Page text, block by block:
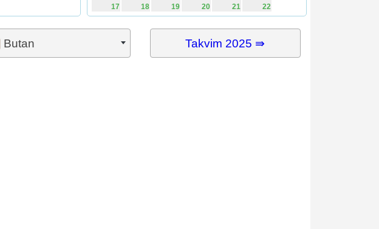
17 18 19 20 21 22
Butan Takvim 2025 ⇛